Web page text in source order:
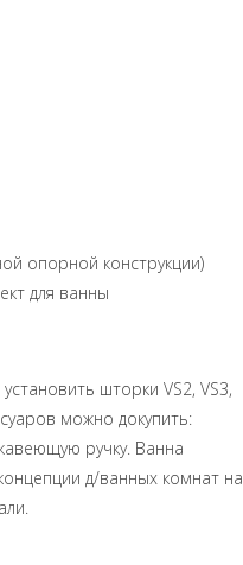
опорной конструкции)
для ванны
установить шторки VS2, VS3,
можно докупить:
ручку. Ванна
д/ванных комнат на